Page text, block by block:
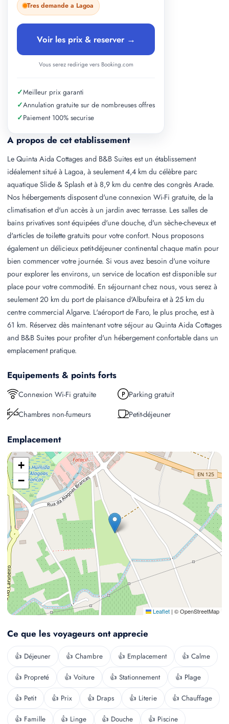
A propos de cet etablissement
Le Quinta Aida Cottages and B&B Suites est un établissement
idéalement situé à Lagoa, à seulement 4,4 km du célèbre parc
aquatique Slide & Splash et à 8,9 km du centre des congrès Arade.
Nos hébergements disposent d'une connexion Wi-Fi gratuite, de la
climatisation et d'un accès à un jardin avec terrasse. Les salles de
bains privatives sont équipées d'une douche, d'un sèche-cheveux et
d'articles de toilette gratuits pour votre confort. Nous proposons
également un délicieux petit-déjeuner continental chaque matin pour
bien commencer votre journée. Si vous avez besoin d'une voiture
pour explorer les environs, un service de location est disponible sur
place pour votre commodité. En séjournant chez nous, vous serez à
seulement 20 km du port de plaisance d'Albufeira et à 25 km du
centre commercial Algarve. L'aéroport de Faro, le plus proche, est à
61 km. Réservez dès maintenant votre séjour au Quinta Aida Cottages
and B&B Suites pour profiter d'un hébergement confortable dans un
emplacement pratique.
Equipements & points forts
Connexion Wi-Fi gratuite
Parking gratuit
Chambres non-fumeurs
Petit-déjeuner
Emplacement
+
−
Leaflet | © OpenStreetMap
Ce que les voyageurs ont apprecie
👍 Déjeuner 👍 Chambre 👍 Emplacement 👍 Calme
👍 Propreté 👍 Voiture 👍 Stationnement 👍 Plage
👍 Petit 👍 Prix 👍 Draps 👍 Literie 👍 Chauffage
👍 Famille 👍 Linge 👍 Douche 👍 Piscine
Tres demande a Lagoa
Voir les prix & reserver →
Vous serez redirige vers Booking.com
✓Meilleur prix garanti
✓Annulation gratuite sur de nombreuses offres
✓Paiement 100% securise